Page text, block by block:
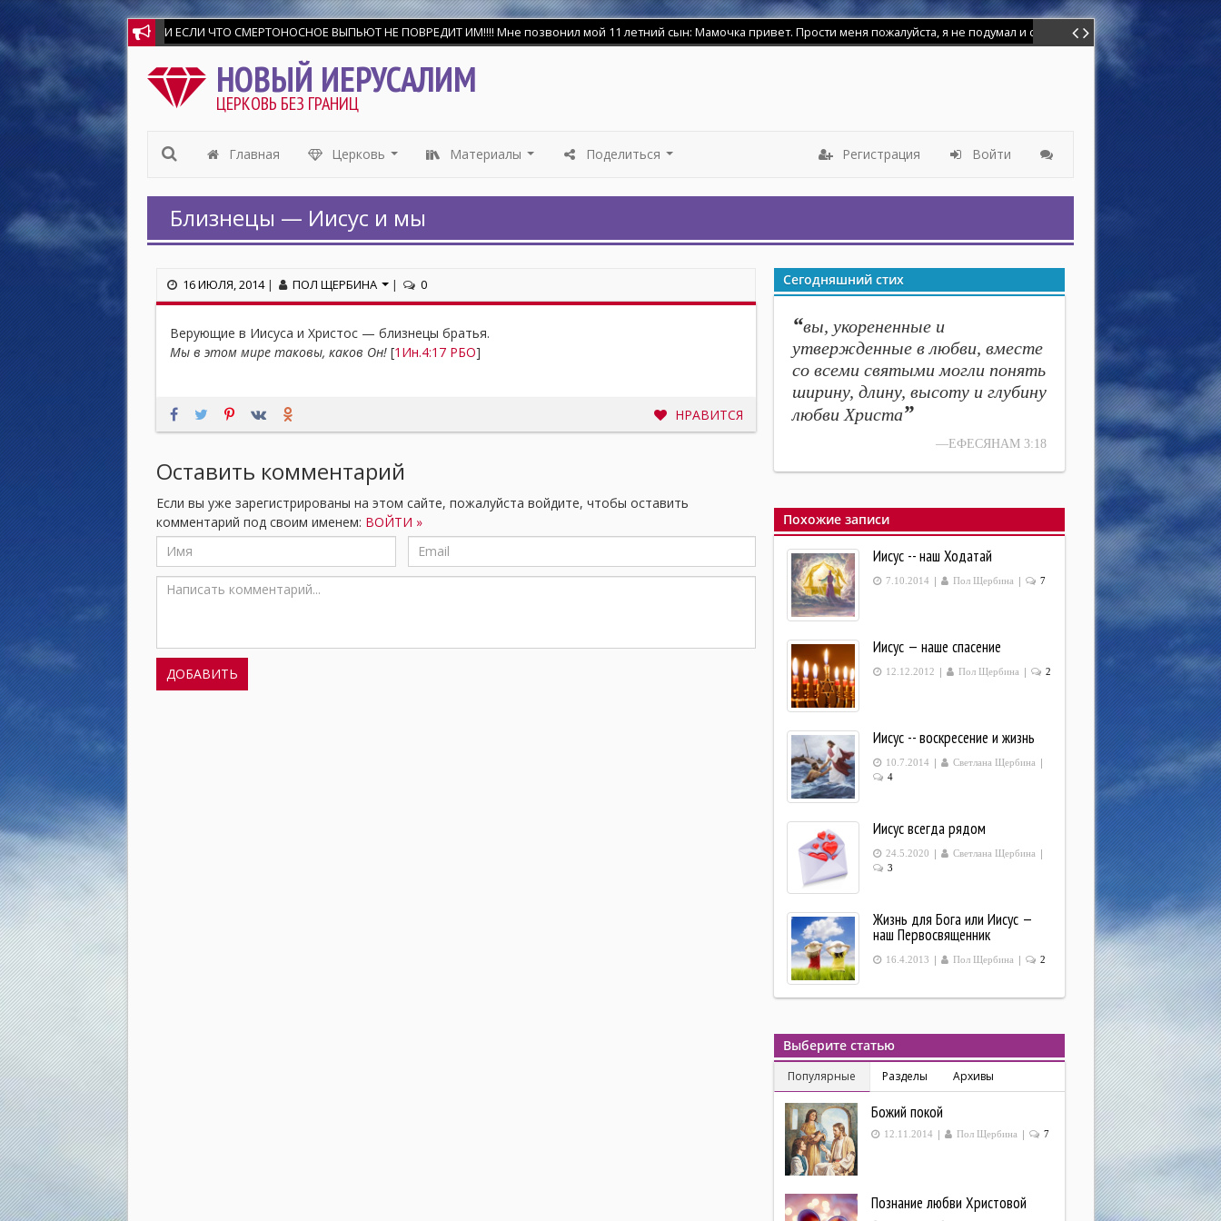
И ЕСЛИ ЧТО СМЕРТОНОСНОЕ ВЫПЬЮТ НЕ ПОВРЕДИТ ИМ!!!! Мне позвонил мой 11 летний сын: Мамочка привет. Прости меня пожалуйста, я не подумал и сделал глупость. Я баловался
НОВЫЙ ИЕРУСАЛИМ
ЦЕРКОВЬ БЕЗ ГРАНИЦ
Главная Церковь Материалы Поделиться Регистрация Войти
Близнецы — Иисус и мы
16 ИЮЛЯ, 2014| ПОЛ ЩЕРБИНА | 0
Верующие в Иисуса и Христос — близнецы братья.
Мы в этом мире таковы, каков Он! [1Ин.4:17 РБО]
НРАВИТСЯ
Оставить комментарий
Если вы уже зарегистрированы на этом сайте, пожалуйста войдите, чтобы оставить
комментарий под своим именем: ВОЙТИ »
Сегодняшний стих
“вы, укорененные и
утвержденные в любви, вместе
со всеми святыми могли понять
ширину, длину, высоту и глубину
любви Христа”
—ЕФЕСЯНАМ 3:18
Похожие записи
Иисус -- наш Ходатай
7.10.2014 | Пол Щербина | 7
Иисус — наше спасение
12.12.2012 | Пол Щербина | 2
Иисус -- воскресение и жизнь
10.7.2014 | Светлана Щербина |
4
Иисус всегда рядом
24.5.2020 | Светлана Щербина |
3
Жизнь для Бога или Иисус —
наш Первосвященник
16.4.2013 | Пол Щербина | 2
Выберите статью
Популярные Разделы Архивы
Божий покой
12.11.2014 | Пол Щербина | 7
Познание любви Христовой